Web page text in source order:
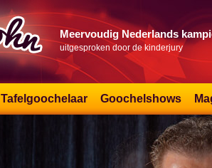
Meervoudig Nederlands
uitgesproken door de kinderjury
Tafelgoochelaar Goochelshows